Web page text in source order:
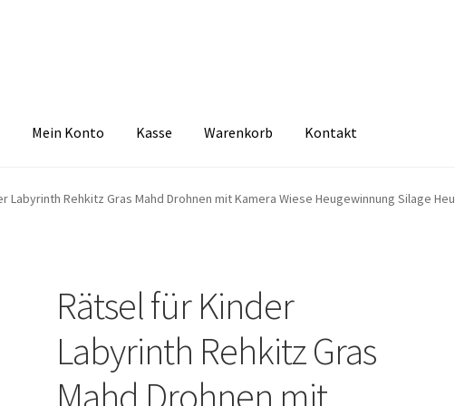
Mein Konto Kasse Warenkorb Kontakt
Echtheit von Bewertungen FAQ Impressum Kasse Kontakt
Labyrinth Rehkitz Gras Mahd Drohnen mit Kamera Wiese Heugewinnung Silage Heu
Rätsel für Kinder
Labyrinth Rehkitz Gras
Mahd Drohnen mit